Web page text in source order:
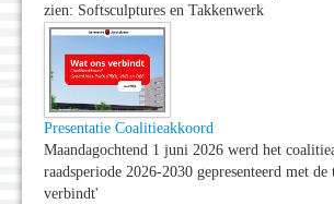
zien: Softsculptures en Takkenwerk
Presentatie Coalitieakkoord
Maandagochtend 1 juni 2026 werd het
raadsperiode 2026-2030 gepresenteerd met
verbindt'